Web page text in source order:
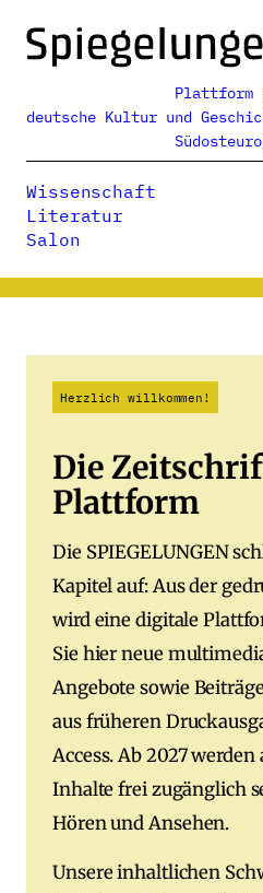
Inhalt
springen
Plattform
deutsche Kultur und
Wissenschaft
Literatur
Salon
Über uns
Podcasts
Herzlich willkommen!
Die
Plattform
Die SPIEGELUNGEN
Kapitel auf: Aus der
wird eine digitale
Sie hier neue
Angebote sowie
aus früheren
Access. Ab 2027
Inhalte frei zugänglich
Hören und Ansehen.
Unsere inhaltlichen